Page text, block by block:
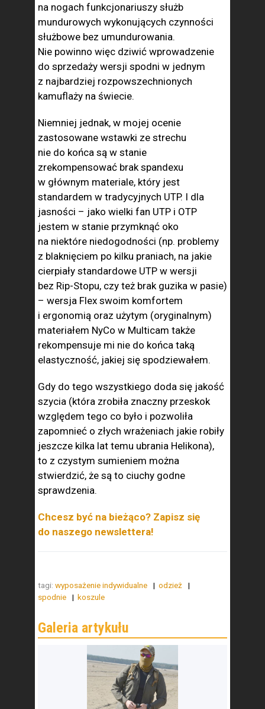
na nogach funkcjonariuszy służb
mundurowych wykonujących czynności
służbowe bez umundurowania.
Nie powinno więc dziwić wprowadzenie
do sprzedaży wersji spodni w jednym
z najbardziej rozpowszechnionych
kamuflaży na świecie.
Niemniej jednak, w mojej ocenie
zastosowane wstawki ze strechu
nie do końca są w stanie
zrekompensować brak spandexu
w głównym materiale, który jest
standardem w tradycyjnych UTP. I dla
jasności – jako wielki fan UTP i OTP
jestem w stanie przymknąć oko
na niektóre niedogodności (np. problemy
z blaknięciem po kilku praniach, na jakie
cierpiały standardowe UTP w wersji
bez Rip-Stopu, czy też brak guzika w pasie)
– wersja Flex swoim komfortem
i ergonomią oraz użytym (oryginalnym)
materiałem NyCo w Multicam także
rekompensuje mi nie do końca taką
elastyczność, jakiej się spodziewałem.
Gdy do tego wszystkiego doda się jakość
szycia (która zrobiła znaczny przeskok
względem tego co było i pozwoliła
zapomnieć o złych wrażeniach jakie robiły
jeszcze kilka lat temu ubrania Helikona),
to z czystym sumieniem można
stwierdzić, że są to ciuchy godne
sprawdzenia.
Chcesz być na bieżąco? Zapisz się
do naszego newslettera!
tagi: wyposażenie indywidualne
odzież
spodnie
koszule